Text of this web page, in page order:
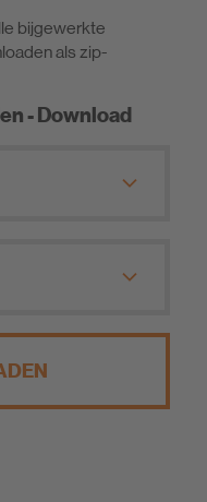
bijgewerkte
als zip-
- Download